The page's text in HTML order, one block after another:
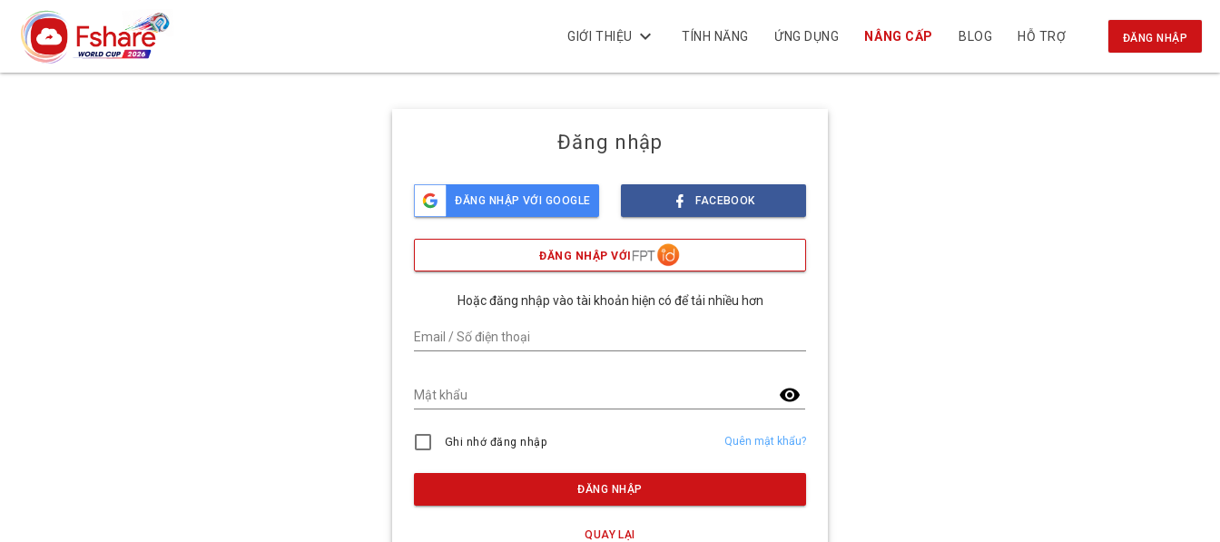
GIỚI THIỆU keyboard_arrow_down TÍNH NĂNG ỨNG DỤNG NÂNG CẤP BLOG HỖ TRỢ ĐĂNG NHẬP
Đăng nhập
ĐĂNG NHẬP VỚI GOOGLE FACEBOOK
ĐĂNG NHẬP VỚI
Hoặc đăng nhập vào tài khoản hiện có để tải nhiều hơn
Email / Số điện thoại
visibility
Mật khẩu
Ghi nhớ đăng nhập Quên mật khẩu?
ĐĂNG NHẬP
QUAY LẠI